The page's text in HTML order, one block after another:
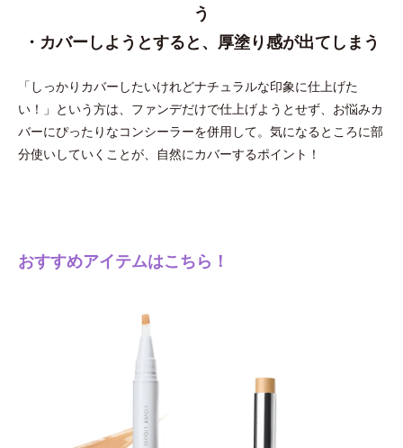
う
・カバーしようとすると、厚塗り感が出てしまう
「しっかりカバーしたいけれどナチュラルな印象に仕上げた
い！」という方は、ファンデだけで仕上げようとせず、お悩みカ
バーにぴったりなコンシーラーを併用して。気になるところに部
分使いしていくことが、自然にカバーするポイント！
おすすめアイテムはこちら！